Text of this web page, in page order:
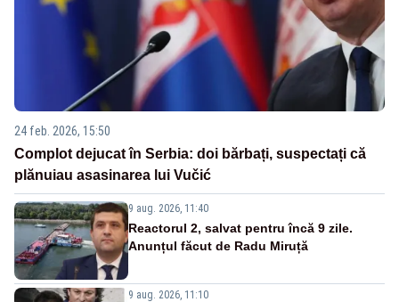
24 feb. 2026, 15:50
Complot dejucat în Serbia: doi bărbați, suspectați că
plănuiau asasinarea lui Vučić
9 aug. 2026, 11:40
Reactorul 2, salvat pentru încă 9 zile.
Anunțul făcut de Radu Miruță
9 aug. 2026, 11:10